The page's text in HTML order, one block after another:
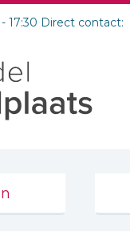
17:30 Direct contact: